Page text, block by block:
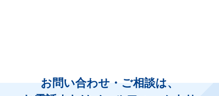
お問い合わせ・ご相談は、